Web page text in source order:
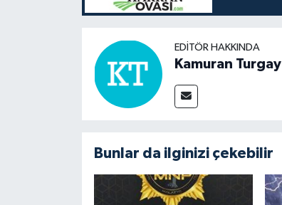
EDITÖR HAKKINDA
Kamuran Turgay
Bunlar da ilginizi çekebilir